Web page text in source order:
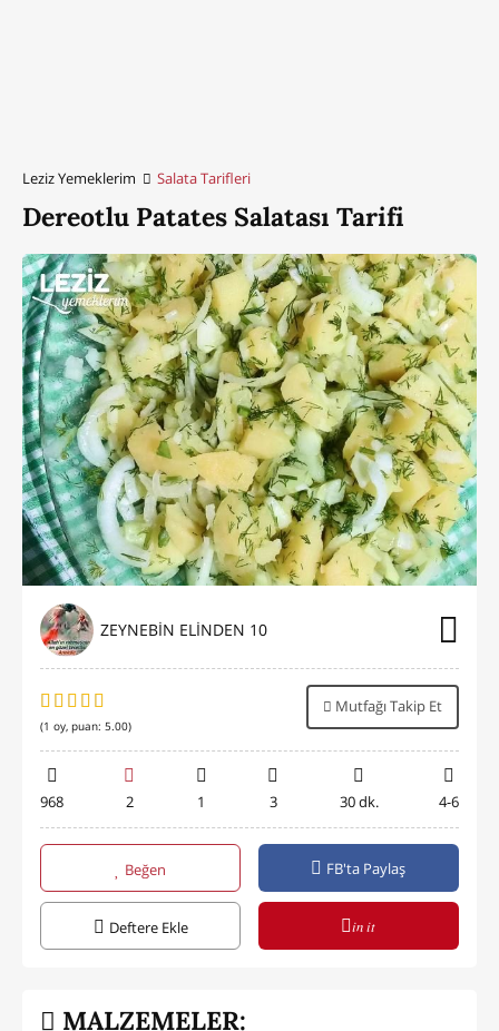
Leziz Yemeklerim Salata Tarifleri
Dereotlu Patates Salatası Tarifi
ZEYNEBİN ELİNDEN 10
(1 oy, puan: 5.00)
Mutfağı Takip Et
968 2 1 3 30 dk. 4-6
Beğen FB'ta Paylaş
Deftere Ekle in it
MALZEMELER: